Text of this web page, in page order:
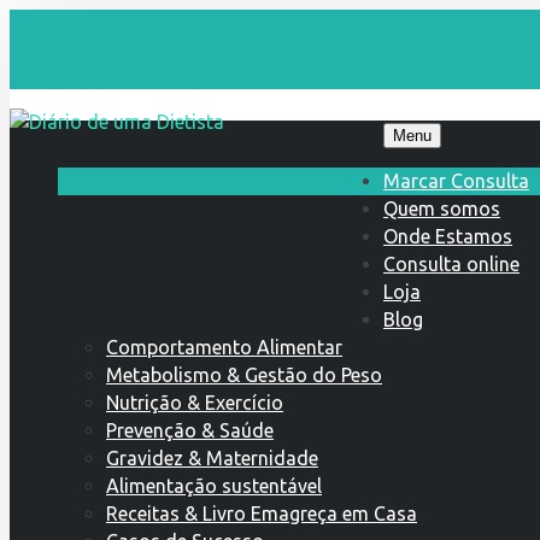
Menu
Marcar Consulta
Quem somos
Onde Estamos
Consulta online
Loja
Blog
Comportamento Alimentar
Metabolismo & Gestão do Peso
Nutrição & Exercício
Prevenção & Saúde
Gravidez & Maternidade
Alimentação sustentável
Receitas & Livro Emagreça em Casa